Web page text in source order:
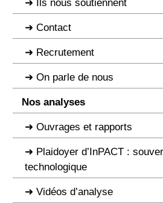
Ils nous soutiennent
Contact
Recrutement
On parle de nous
Nos analyses
Ouvrages et rapports
Plaidoyer d’InPACT :
technologique
Vidéos d’analyse